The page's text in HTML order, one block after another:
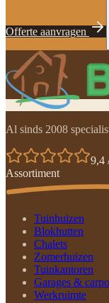
Offerte aanvragen
Al sinds 2008
9,4
Assortiment
Tuinhuizen
Blokhutten
Chalets
Zomerhuizen
Tuinkantoren
Garages &
Werkruimte